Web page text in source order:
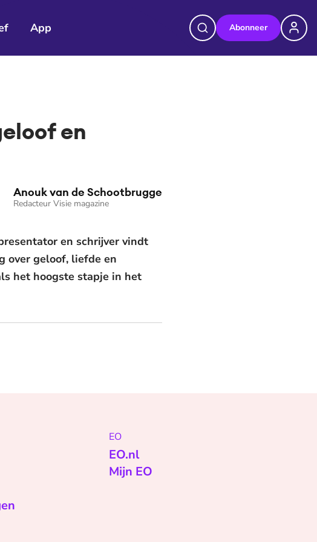
App Abonneer
en
Anouk van de Schootbrugge
Redacteur Visie magazine
en schrijver vindt
over geloof, liefde en
het hoogste stapje in het
EO
EO.nl
Mijn EO